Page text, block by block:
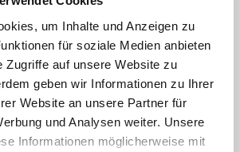
um Inhalte und Anzeigen zu
für soziale Medien anbieten
Zugriffe auf unsere Website zu
geben wir Informationen zu Ihrer
Website an unsere Partner für
und Analysen weiter. Unsere
Informationen möglicherweise mit
von Enzykliken oder
Entscheidungen etwa
Ökumene oder der
andere Wege
habe das Konzil
ohne die dogmatische